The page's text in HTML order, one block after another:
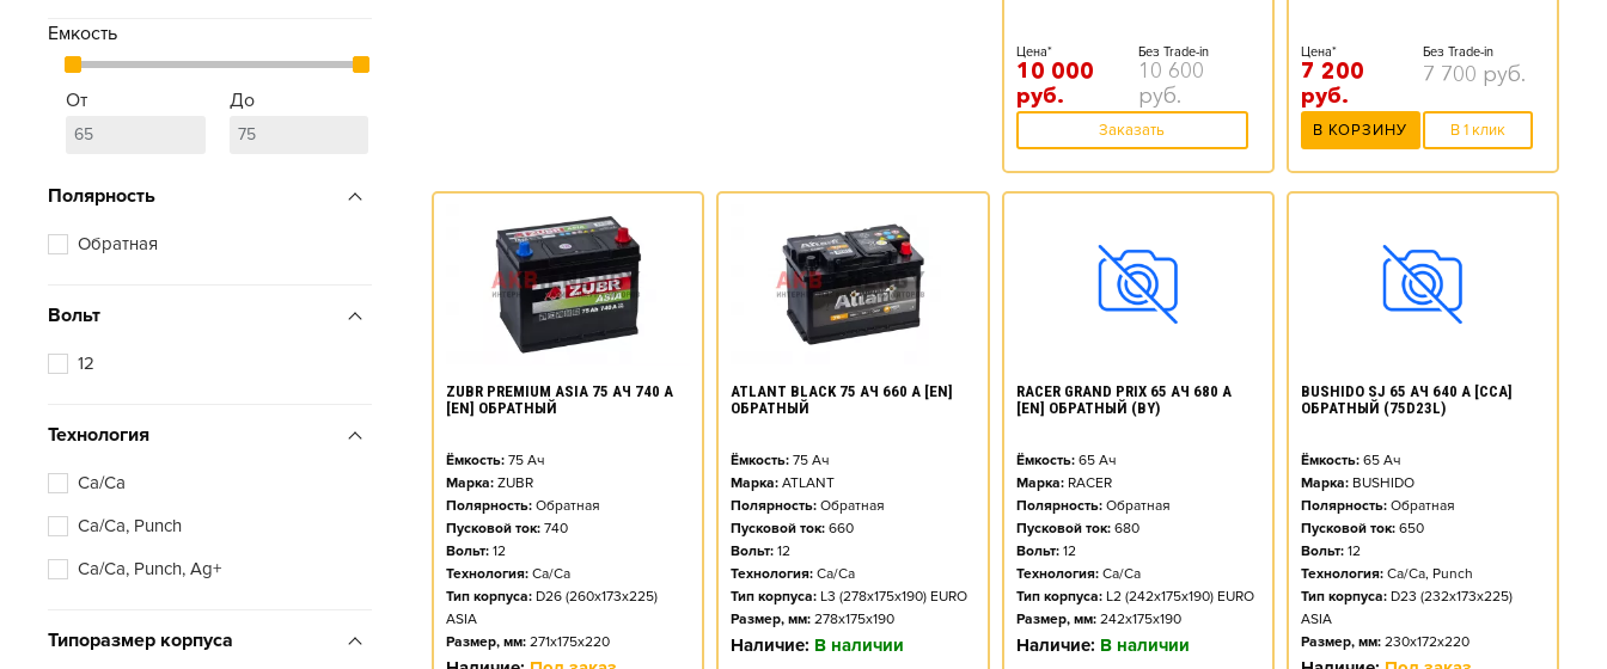
Емкость
От До
Полярность
Обратная
Вольт
12
Технология
Ca/Ca
Ca/Ca, Punch
Ca/Ca, Punch, Ag+
Типоразмер корпуса
Цена*
10 000
руб.
Без Trade-in
10 600
руб.
Заказать
Цена*
7 200
руб.
Без Trade-in
7 700 руб.
В КОРЗИНУ В 1 клик
ZUBR PREMIUM ASIA 75 АЧ 740 А
[EN] ОБРАТНЫЙ
Ёмкость: 75 Ач
Марка: ZUBR
Полярность: Обратная
Пусковой ток: 740
Вольт: 12
Технология: Ca/Ca
Тип корпуса: D26 (260x173x225)
ASIA
Размер, мм: 271x175x220
ATLANT BLACK 75 АЧ 660 А [EN]
ОБРАТНЫЙ
Ёмкость: 75 Ач
Марка: ATLANT
Полярность: Обратная
Пусковой ток: 660
Вольт: 12
Технология: Ca/Ca
Тип корпуса: L3 (278x175x190) EURO
Размер, мм: 278x175x190
Наличие: В наличии
RACER GRAND PRIX 65 АЧ 680 А
[EN] ОБРАТНЫЙ (BY)
Ёмкость: 65Ач
Марка: RACER
Полярность: Обратная
Пусковой ток: 680
Вольт: 12
Технология: Ca/Ca
Тип корпуса: L2 (242x175x190) EURO
Размер, мм: 242x175x190
Наличие: В наличии
BUSHIDO SJ 65 АЧ 640 А [CCA]
ОБРАТНЫЙ (75D23L)
Ёмкость: 65Ач
Марка: BUSHIDO
Полярность: Обратная
Пусковой ток: 650
Вольт: 12
Технология: Ca/Ca, Punch
Тип корпуса: D23 (232x173x225)
ASIA
Размер, мм: 230x172x220